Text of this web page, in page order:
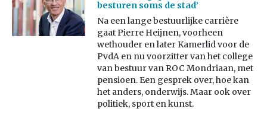
besturen soms de stad’
Na een lange bestuurlijke carrière
gaat Pierre Heijnen, voorheen
wethouder en later Kamerlid voor de
PvdA en nu voorzitter van het college
van bestuur van ROC Mondriaan, met
pensioen. Een gesprek over, hoe kan
het anders, onderwijs. Maar ook over
politiek, sport en kunst.